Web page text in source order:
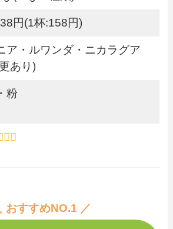
円(1杯:158円)
ア・ルワンダ・ニカラグア
あり)
粉
おすすめNO.1 ／